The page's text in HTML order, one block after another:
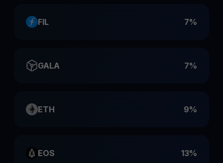
FIL 7%
GALA 7%
ETH 9%
EOS 13%